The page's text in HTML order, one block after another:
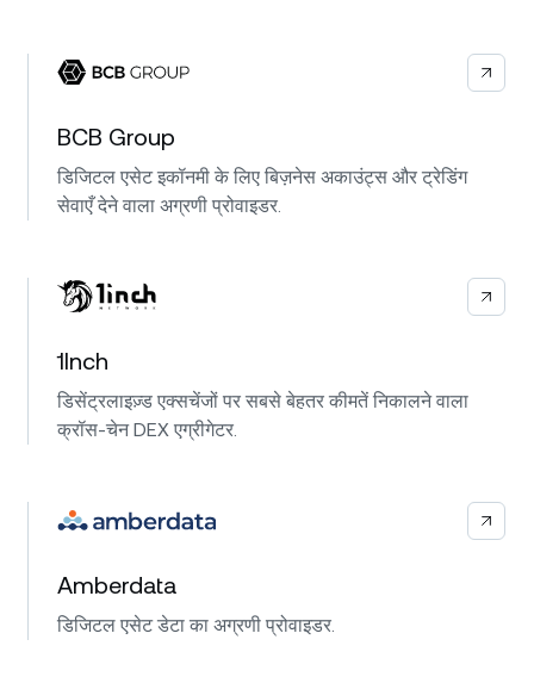
BCB Group
डिजिटल एसेट इकॉनमी के लिए बिज़नेस अकाउंट्स और ट्रेडिंग
सेवाएँ देने वाला अग्रणी प्रोवाइडर.
1Inch
डिसेंट्रलाइज़्ड एक्सचेंजों पर सबसे बेहतर कीमतें निकालने वाला
क्रॉस-चेन DEX एग्रीगेटर.
Amberdata
डिजिटल एसेट डेटा का अग्रणी प्रोवाइडर.